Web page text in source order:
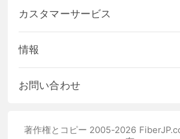
カスタマーサービス
情報
お問い合わせ
著作権とコピー 2005-2026